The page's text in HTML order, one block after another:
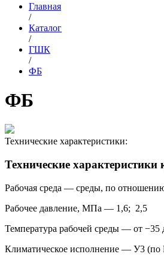
Главная
/
Каталог
/
ГШК
/
ФБ
ФБ
Технические характеристики:
Технические
Рабочая среда — среды, по
Рабочее давление, МПа — 1,6; 2,5
Температура рабочей среды — от −35
Климатическое исполнение — У3